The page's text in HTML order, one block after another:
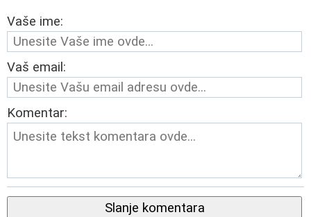
Vaše ime:
Vaš email:
Komentar:
Slanje komentara